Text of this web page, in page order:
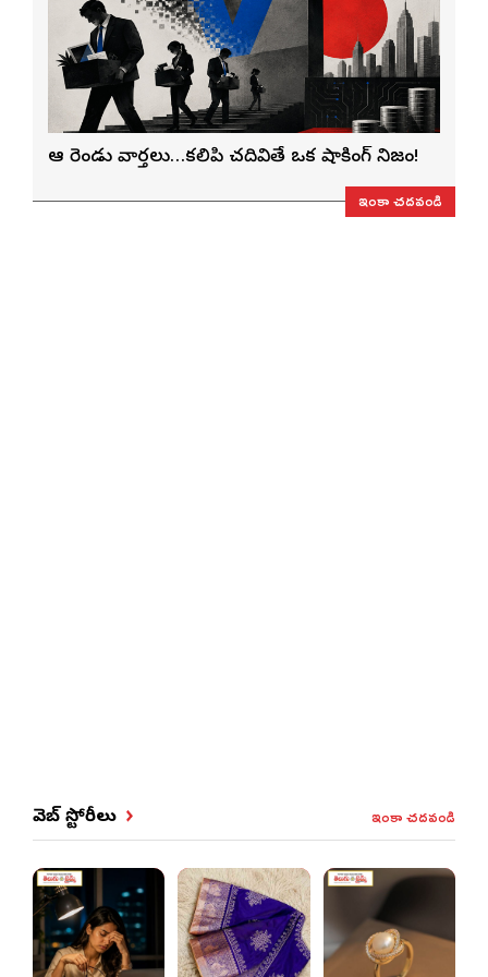
ఆ రెండు వార్తలు…కలిపి చదివితే ఒక షాకింగ్ నిజం!
ఇంకా చదవండి
వెబ్ స్టోరీలు ఇంకా చదవండి